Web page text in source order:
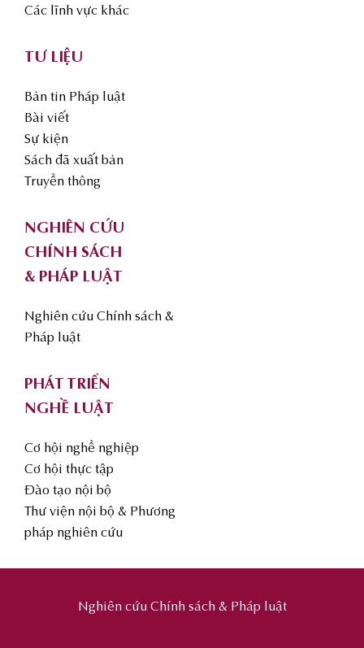
Các lĩnh vực khác
TƯ LIỆU
Bản tin Pháp luật
Bài viết
Sự kiện
Sách đã xuất bản
Truyền thông
NGHIÊN CỨU
CHÍNH SÁCH
& PHÁP LUẬT
Nghiên cứu Chính sách &
Pháp luật
PHÁT TRIỂN
NGHỀ LUẬT
Cơ hội nghề nghiệp
Cơ hội thực tập
Đào tạo nội bộ
Thư viện nội bộ & Phương
pháp nghiên cứu
Nghiên cứu Chính sách & Pháp luật